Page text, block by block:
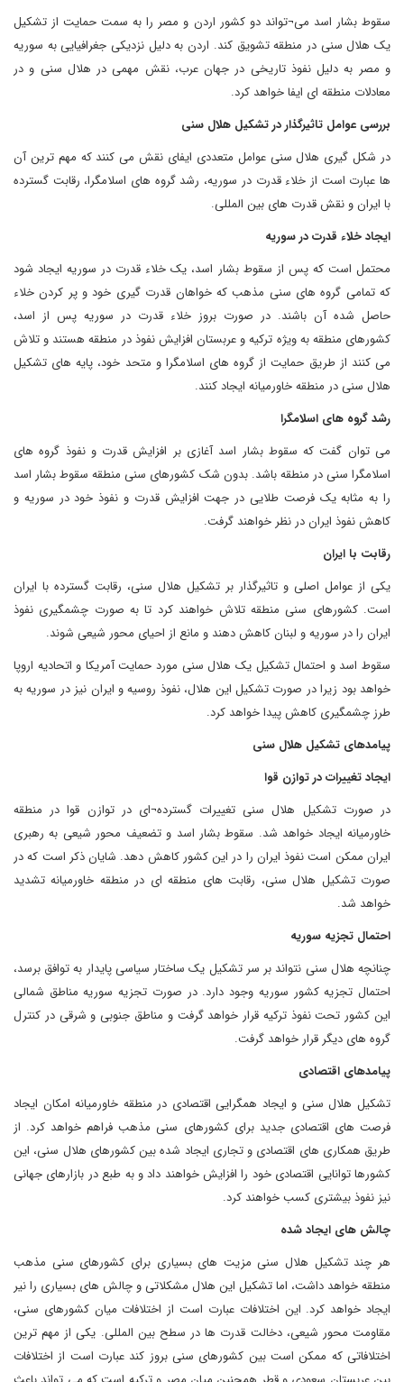
سقوط بشار اسد می¬تواند دو کشور اردن و مصر را به سمت حمایت از تشکیل
یک هلال سنی در منطقه تشویق کند. اردن به دلیل نزدیکی جغرافیایی به سوریه
و مصر به دلیل نفوذ تاریخی در جهان عرب، نقش مهمی در هلال سنی و در
معادلات منطقه ای ایفا خواهد کرد.
بررسی عوامل تاثیرگذار در تشکیل هلال سنی
در شکل گیری هلال سنی عوامل متعددی ایفای نقش می کنند که مهم ترین آن
ها عبارت است از خلاء قدرت در سوریه، رشد گروه های اسلامگرا، رقابت گسترده
با ایران و نقش قدرت های بین المللی.
ایجاد خلاء قدرت در سوریه
محتمل است که پس از سقوط بشار اسد، یک خلاء قدرت در سوریه ایجاد شود
که تمامی گروه های سنی مذهب که خواهان قدرت گیری خود و پر کردن خلاء
حاصل شده آن باشند. در صورت بروز خلاء قدرت در سوریه پس از اسد،
کشورهای منطقه به ویژه ترکیه و عربستان افزایش نفوذ در منطقه هستند و تلاش
می کنند از طریق حمایت از گروه های اسلامگرا و متحد خود، پایه های تشکیل
هلال سنی در منطقه خاورمیانه ایجاد کنند.
رشد گروه های اسلامگرا
می توان گفت که سقوط بشار اسد آغازی بر افزایش قدرت و نفوذ گروه های
اسلامگرا سنی در منطقه باشد. بدون شک کشورهای سنی منطقه سقوط بشار اسد
را به مثابه یک فرصت طلایی در جهت افزایش قدرت و نفوذ خود در سوریه و
کاهش نفوذ ایران در نظر خواهند گرفت.
رقابت با ایران
یکی از عوامل اصلی و تاثیرگذار بر تشکیل هلال سنی، رقابت گسترده با ایران
است. کشورهای سنی منطقه تلاش خواهند کرد تا به صورت چشمگیری نفوذ
ایران را در سوریه و لبنان کاهش دهند و مانع از احیای محور شیعی شوند.
سقوط اسد و احتمال تشکیل یک هلال سنی مورد حمایت آمریکا و اتحادیه اروپا
خواهد بود زیرا در صورت تشکیل این هلال، نفوذ روسیه و ایران نیز در سوریه به
طرز چشمگیری کاهش پیدا خواهد کرد.
پیامدهای تشکیل هلال سنی
ایجاد تغییرات در توازن قوا
در صورت تشکیل هلال سنی تغییرات گسترده¬ای در توازن قوا در منطقه
خاورمیانه ایجاد خواهد شد. سقوط بشار اسد و تضعیف محور شیعی به رهبری
ایران ممکن است نفوذ ایران را در این کشور کاهش دهد. شایان ذکر است که در
صورت تشکیل هلال سنی، رقابت های منطقه ای در منطقه خاورمیانه تشدید
خواهد شد.
احتمال تجزیه سوریه
چنانچه هلال سنی نتواند بر سر تشکیل یک ساختار سیاسی پایدار به توافق برسد،
احتمال تجزیه کشور سوریه وجود دارد. در صورت تجزیه سوریه مناطق شمالی
این کشور تحت نفوذ ترکیه قرار خواهد گرفت و مناطق جنوبی و شرقی در کنترل
گروه های دیگر قرار خواهد گرفت.
پیامدهای اقتصادی
تشکیل هلال سنی و ایجاد همگرایی اقتصادی در منطقه خاورمیانه امکان ایجاد
فرصت های اقتصادی جدید برای کشورهای سنی مذهب فراهم خواهد کرد. از
طریق همکاری های اقتصادی و تجاری ایجاد شده بین کشورهای هلال سنی، این
کشورها توانایی اقتصادی خود را افزایش خواهند داد و به طبع در بازارهای جهانی
نیز نفوذ بیشتری کسب خواهند کرد.
چالش های ایجاد شده
هر چند تشکیل هلال سنی مزیت های بسیاری برای کشورهای سنی مذهب
منطقه خواهد داشت، اما تشکیل این هلال مشکلاتی و چالش های بسیاری را نیر
ایجاد خواهد کرد. این اختلافات عبارت است از اختلافات میان کشورهای سنی،
مقاومت محور شیعی، دخالت قدرت ها در سطح بین المللی. یکی از مهم ترین
اختلافاتی که ممکن است بین کشورهای سنی بروز کند عبارت است از اختلافات